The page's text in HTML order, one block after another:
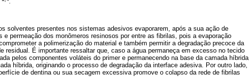
solventes presentes nos sistemas adesivos evaporarem, após a sua ação de
e permeação dos monômeros resinosos por entre as fibrilas, pois a evaporação
a polimerização do material e também permitir a degradação precoce da
residual. É importante ressaltar que, caso a água permaneça em excesso no tecido
pelos componentes voláteis do primer e permanecendo na base da camada híbrida,
híbrida, originando o processo de degradação da interface adesiva. Por outro lado,
de dentina ou sua secagem excessiva promove o colapso da rede de fibrilas